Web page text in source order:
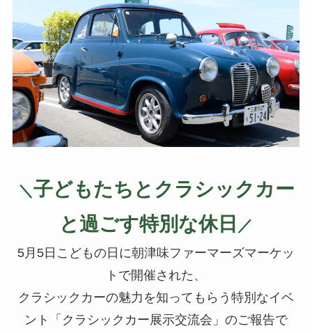
＼ 子どもたちとクラシックカー
と過ごす特別な休日 ／
5月5日こどもの日に朝津味ファーマーズマーケッ
トで開催された、
クラシックカーの魅力を知ってもらう特別なイベ
ント「クラシックカー展示交流会」のご報告で